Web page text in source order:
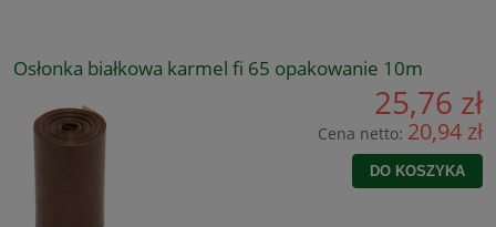
Osłonka białkowa karmel fi 65 opakowanie 10m
25,76 zł
Cena netto: 20,94 zł
DO KOSZYKA